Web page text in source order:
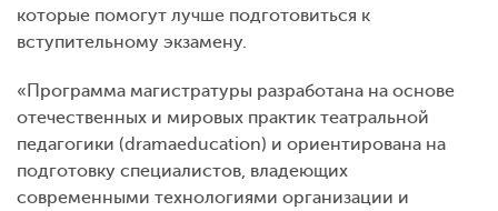
которые помогут лучше подготовиться к
вступительному экзамену.
«Программа магистратуры разработана на основе
отечественных и мировых практик театральной
педагогики (dramaeducation) и ориентирована на
подготовку специалистов, владеющих
современными технологиями организации и